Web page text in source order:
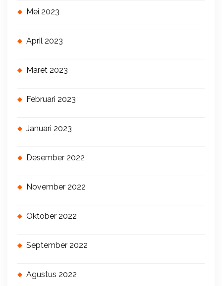
Mei 2023
April 2023
Maret 2023
Februari 2023
Januari 2023
Desember 2022
November 2022
Oktober 2022
September 2022
Agustus 2022